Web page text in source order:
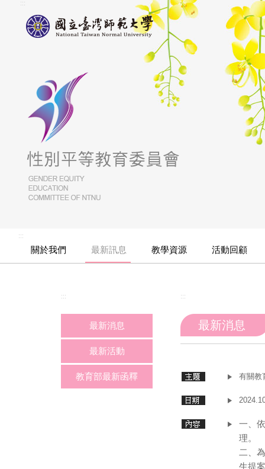
:::
:::
關於我們 最新訊息 教學資源 活動回顧
:::
最新消息
最新活動
教育部最新函釋
:::
最新消息
有關教
一、
理。
二、
生提